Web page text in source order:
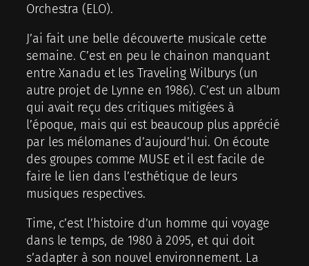
Orchestra (ELO).
J’ai fait une belle découverte musicale cette
semaine. C’est en peu le chainon manquant
entre Xanadu et les Traveling Wilburys (un
autre projet de Lynne en 1986). C’est un album
qui avait reçu des critiques mitigées à
l’époque, mais qui est beaucoup plus apprécié
par les mélomanes d’aujourd’hui. On écoute
des groupes comme MUSE et il est facile de
faire le lien dans l’esthétique de leurs
musiques respectives.
Time, c’est l’histoire d’un homme qui voyage
dans le temps, de 1980 à 2095, et qui doit
s’adapter à son nouvel environnement. La